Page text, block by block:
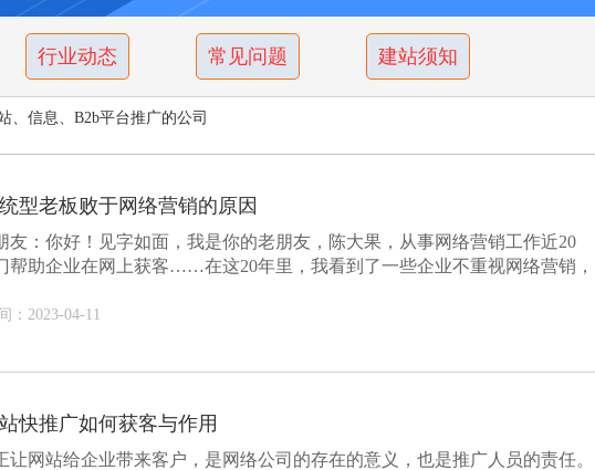
行业动态 常见问题 建站须知
、信息、B2b平台推广的公司
型老板败于网络营销的原因
友：你好！见字如面，我是你的老朋友，陈大果，从事网络营销工作近20
帮助企业在网上获客……在这20年里，我看到了一些企业不重视网络营销，
势、市场，走...
：2023-04-11
快推广如何获客与作用
让网站给企业带来客户，是网络公司的存在的意义，也是推广人员的责任。